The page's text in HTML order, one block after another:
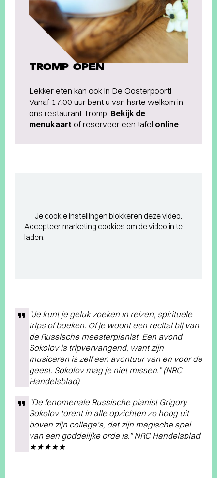
TROMP OPEN
Lekker eten kan ook in De Oosterpoort!
Vanaf 17.00 uur bent u van harte welkom in
ons restaurant Tromp. Bekijk de
menukaart of reserveer een tafel online
Je cookie instellingen blokkeren deze video.
Accepteer marketing cookies om de video in te
laden.
“Je kunt je geluk zoeken in reizen, spirituele
trips of boeken. Of je woont een recital bij van
de Russische meesterpianist. Een avond
Sokolov is tripvervangend, want zijn
musiceren is zelf een avontuur van en voor de
geest. Sokolov mag je niet missen.” (NRC
Handelsblad)
“De fenomenale Russische pianist Grigory
Sokolov torent in alle opzichten zo hoog uit
boven zijn collega’s, dat zijn magische spel
van een goddelijke orde is.” NRC Handelsblad
★★★★★